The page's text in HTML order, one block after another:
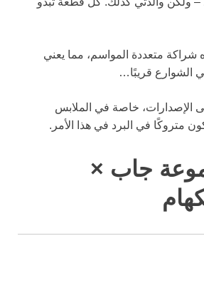
شراكة متعددة المواسم، مما يعني
الإصدارات، خاصة في الملابس
متروكًا في البرد في هذا الأمر.
جاب ×